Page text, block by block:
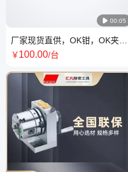
 00:05
厂家现货直供，OK钳，OK夹快
速夹持定位小夹具大功能 现货
￥100.00/台